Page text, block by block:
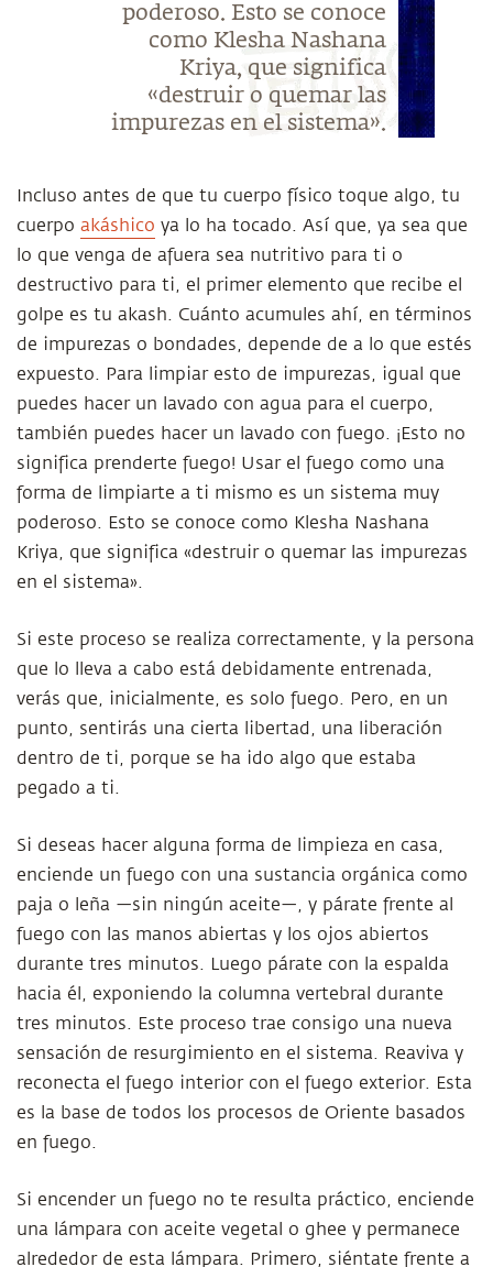
poderoso. Esto se conoce
como Klesha Nashana
Kriya, que significa
«destruir o quemar las
impurezas en el sistema».
Incluso antes de que tu cuerpo físico toque algo, tu
cuerpo akáshico ya lo ha tocado. Así que, ya sea que
lo que venga de afuera sea nutritivo para ti o
destructivo para ti, el primer elemento que recibe el
golpe es tu akash. Cuánto acumules ahí, en términos
de impurezas o bondades, depende de a lo que estés
expuesto. Para limpiar esto de impurezas, igual que
puedes hacer un lavado con agua para el cuerpo,
también puedes hacer un lavado con fuego. ¡Esto no
significa prenderte fuego! Usar el fuego como una
forma de limpiarte a ti mismo es un sistema muy
poderoso. Esto se conoce como Klesha Nashana
Kriya, que significa «destruir o quemar las impurezas
en el sistema».
Si este proceso se realiza correctamente, y la persona
que lo lleva a cabo está debidamente entrenada,
verás que, inicialmente, es solo fuego. Pero, en un
punto, sentirás una cierta libertad, una liberación
dentro de ti, porque se ha ido algo que estaba
pegado a ti.
Si deseas hacer alguna forma de limpieza en casa,
enciende un fuego con una sustancia orgánica como
paja o leña —sin ningún aceite—, y párate frente al
fuego con las manos abiertas y los ojos abiertos
durante tres minutos. Luego párate con la espalda
hacia él, exponiendo la columna vertebral durante
tres minutos. Este proceso trae consigo una nueva
sensación de resurgimiento en el sistema. Reaviva y
reconecta el fuego interior con el fuego exterior. Esta
es la base de todos los procesos de Oriente basados
en fuego.
Si encender un fuego no te resulta práctico, enciende
una lámpara con aceite vegetal o ghee y permanece
alrededor de esta lámpara. Primero, siéntate frente a